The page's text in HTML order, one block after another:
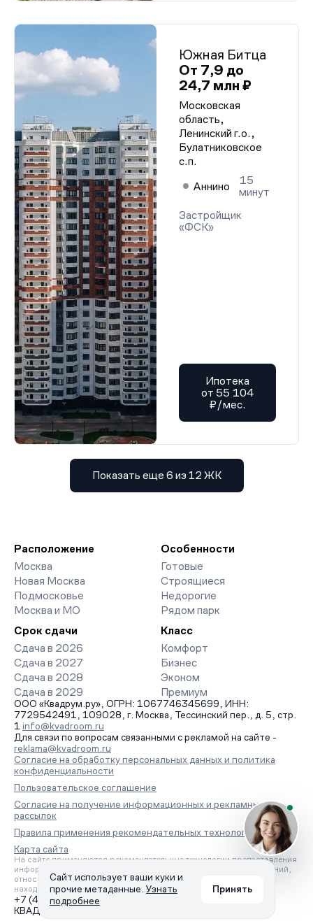
Южная Битца
От 7,9 до
24,7 млн ₽
Московская
область,
Ленинский г.о.,
Булатниковское
с.п.
Аннино
15
минут
Застройщик
«ФСК»
Ипотека
от 55 104
₽/мес.
Показать еще 6 из 12 ЖК
Расположение
Москва
Новая Москва
Подмосковье
Москва и МО
Особенности
Готовые
Строящиеся
Недорогие
Рядом парк
Срок сдачи
Сдача в 2026
Сдача в 2027
Сдача в 2028
Сдача в 2029
Класс
Комфорт
Бизнес
Эконом
Премиум
ООО «Квадрум.ру», ОГРН: 1067746345699, ИНН:
7729542491, 109028, г. Москва, Тессинский пер., д. 5, стр.
1 info@kvadroom.ru
Для связи по вопросам связанными с рекламой на сайте -
reklama@kvadroom.ru
Согласие на обработку персональных данных и политика
конфиденциальности
Пользовательское соглашение
Согласие на получение информационных и рекламных
рассылок
Правила применения рекомендательных технологий
Карта сайта
На сайте применяются рекомендательные технологии предоставления
информации на основе сбора, систематизации и анализа сведений,
относящихся к предпочтениям пользователей сети «Интернет»,
находящихся на территории Российской Федерации.
+7 (495) 157-88-80
КВАДРУМ © 2006 – 2026. Все права защищены.
Сайт использует ваши куки и
прочие метаданные. Узнать
подробнее
Принять